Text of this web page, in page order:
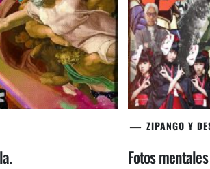
ZIPANGO Y
Fotos